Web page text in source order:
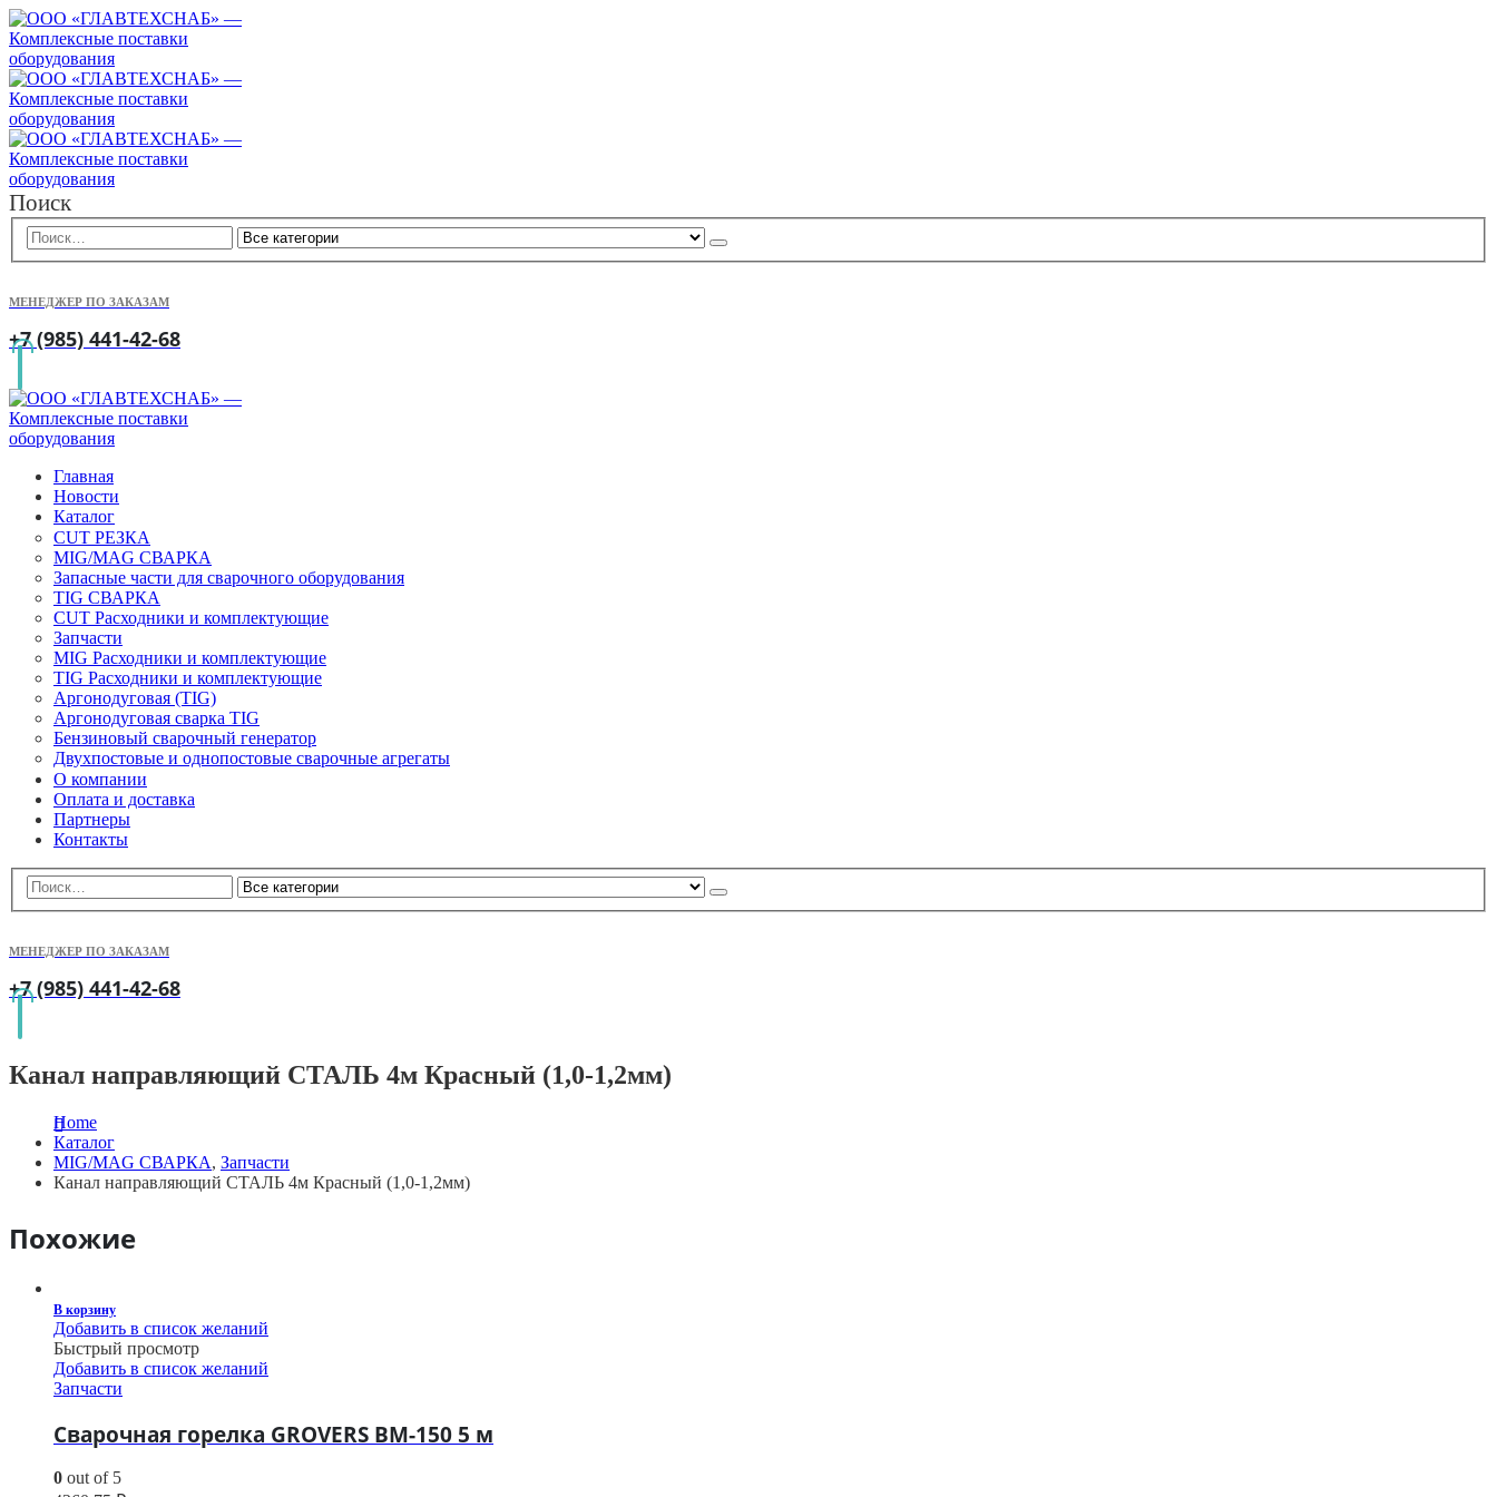
Поиск
МЕНЕДЖЕР ПО ЗАКАЗАМ
+7 (985) 441-42-68
Главная
Новости
Каталог
CUT РЕЗКА
MIG/MAG СВАРКА
Запасные части для сварочного оборудования
TIG СВАРКА
CUT Расходники и комплектующие
Запчасти
MIG Расходники и комплектующие
TIG Расходники и комплектующие
Аргонодуговая (TIG)
Аргонодуговая сварка TIG
Бензиновый сварочный генератор
Двухпостовые и однопостовые сварочные агрегаты
О компании
Оплата и доставка
Партнеры
Контакты
МЕНЕДЖЕР ПО ЗАКАЗАМ
+7 (985) 441-42-68
Канал направляющий СТАЛЬ 4м Красный (1,0-1,2мм)
Home
Каталог
MIG/MAG СВАРКА, Запчасти
Канал направляющий СТАЛЬ 4м Красный (1,0-1,2мм)
Похожие
В корзину
Добавить в список желаний
Быстрый просмотр
Добавить в список желаний
Запчасти
Сварочная горелка GROVERS BM-150 5 м
0 out of 5